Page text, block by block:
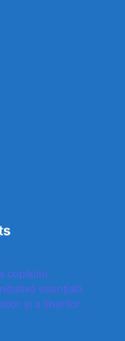
copilului.
esențială
și a tinerilor.